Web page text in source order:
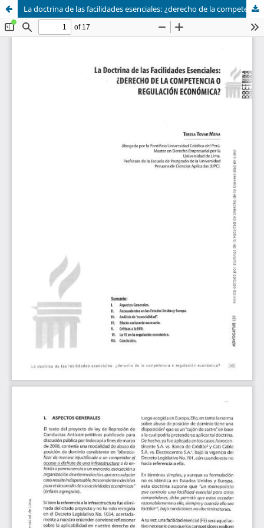
La doctrina de las facilidades esenciales: ¿derecho de la competencia o regulación económica?